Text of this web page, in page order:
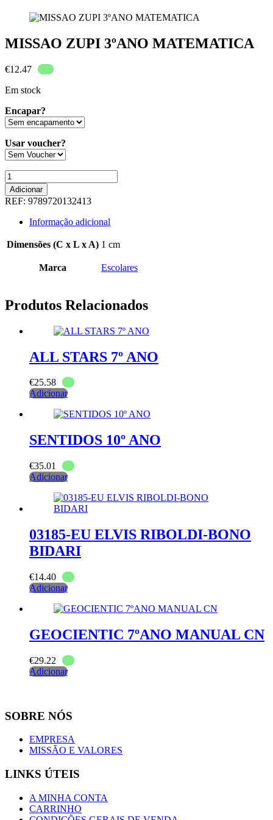
MISSAO ZUPI 3ºANO MATEMATICA
€12.47
Em stock
Encapar?
Usar voucher?
Quantidade
de
MISSAO
ZUPI
3ºANO
MATEMATICA
Adicionar
REF: 9789720132413
Informação adicional
Dimensões (C x L x A) 1 cm
Marca Escolares
Produtos Relacionados
ALL STARS 7º ANO
€25.58
Adicionar
SENTIDOS 10º ANO
€35.01
Adicionar
03185-EU ELVIS RIBOLDI-BONO
BIDARI
€14.40
Adicionar
GEOCIENTIC 7ºANO MANUAL CN
€29.22
Adicionar
SOBRE NÓS
EMPRESA
MISSÃO E VALORES
LINKS ÚTEIS
A MINHA CONTA
CARRINHO